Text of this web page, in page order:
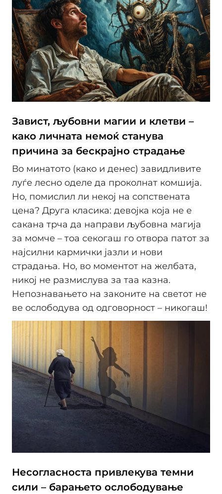
Завист, љубовни магии и клетви –
како личната немоќ станува
причина за бескрајно страдање
Во минатото (како и денес) завидливите
луѓе лесно оделе да проколнат комшија.
Но, помислил ли некој на сопствената
цена? Друга класика: девојка која не е
сакана трча да направи љубовна магија
за момче – тоа секогаш го отвора патот за
најсилни кармички јазли и нови
страдања. Но, во моментот на желбата,
никој не размислува за таа казна.
Непознавањето на законите на светот не
ве ослободува од одговорност – никогаш!
Несогласноста привлекува темни
сили – барањето ослободување